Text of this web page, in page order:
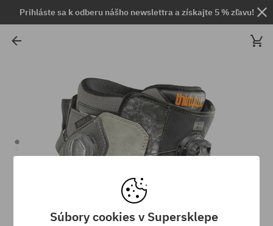
Prihláste sa k odberu nášho newslettra a získajte 5 % zľavu!
Súbory cookies v Supersklepe